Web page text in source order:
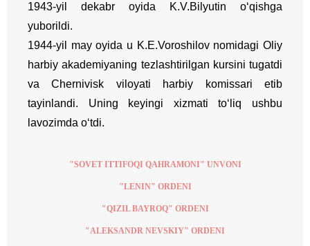
1943-yil dekabr oyida K.V.Bilyutin o‘qishga
yuborildi.
1944-yil may oyida u K.E.Voroshilov nomidagi Oliy
harbiy akademiyaning tezlashtirilgan kursini tugatdi
va Chernivisk viloyati harbiy komissari etib
tayinlandi. Uning keyingi xizmati to‘liq ushbu
lavozimda o‘tdi.
"SOVET ITTIFOQI QAHRAMONI" UNVONI
"LENIN" ORDENI
"QIZIL BAYROQ" ORDENI
"ALEKSANDR NEVSKIY" ORDENI